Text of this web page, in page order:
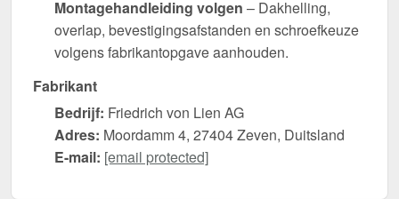
Montagehandleiding volgen – Dakhelling,
overlap, bevestigingsafstanden en schroefkeuze
volgens fabrikantopgave aanhouden.
Fabrikant
Bedrijf: Friedrich von Lien AG
Adres: Moordamm 4, 27404 Zeven, Duitsland
E-mail: [email protected]